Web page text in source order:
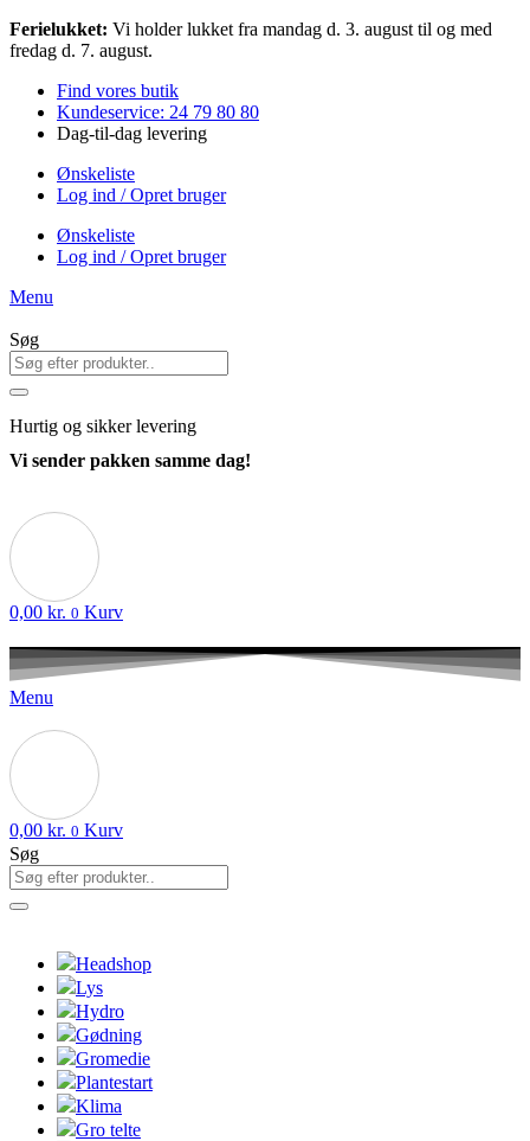
Videre
til
Ferielukket: Vi holder lukket fra mandag d. 3. august til og med
fredag d. 7. august.
Find vores butik
Kundeservice: 24 79 80 80
Dag-til-dag levering
Ønskeliste
Log ind / Opret bruger
Ønskeliste
Log ind / Opret bruger
Menu
Søg
Hurtig og sikker levering
Vi sender pakken samme dag!
0,00 kr. 0 Kurv
Menu
0,00 kr. 0 Kurv
Søg
Headshop
Lys
Hydro
Gødning
Gromedie
Plantestart
Klima
Gro telte